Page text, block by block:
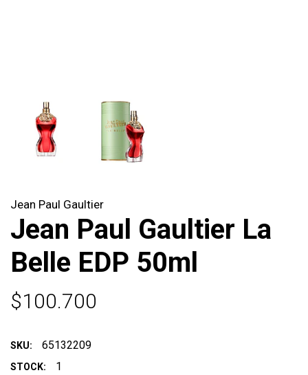
Jean Paul Gaultier
Jean Paul Gaultier La
Belle EDP 50ml
$100.700
SKU: 65132209
STOCK: 1